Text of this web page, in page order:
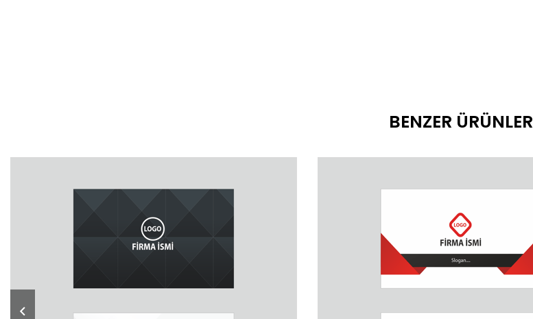
BENZER ÜRÜNLER